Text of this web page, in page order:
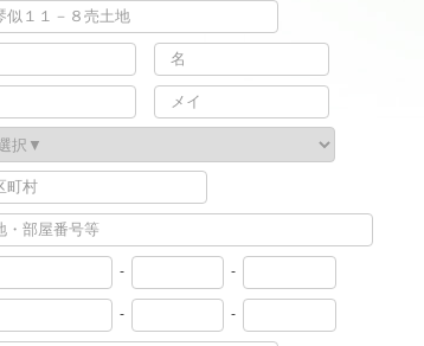
- -
- -